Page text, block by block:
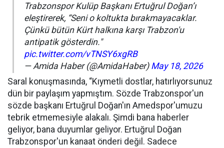
Trabzonspor Kulüp Başkanı Ertuğrul Doğan’ı
eleştirerek, “Seni o koltukta bırakmayacaklar.
Çünkü bütün Kürt halkına karşı Trabzon'u
antipatik gösterdin."
pic.twitter.com/vTNSY6xgRB
— Amida Haber (@AmidaHaber) May 18, 2026
Saral konuşmasında, “Kıymetli dostlar, hatırlıyorsunuz
dün bir paylaşım yapmıştım. Sözde Trabzonspor'un
sözde başkanı Ertuğrul Doğan'ın Amedspor'umuzu
tebrik etmemesiyle alakalı. Şimdi bana haberler
geliyor, bana duyumlar geliyor. Ertuğrul Doğan
Trabzonspor'un kanaat önderi değil. Sadece